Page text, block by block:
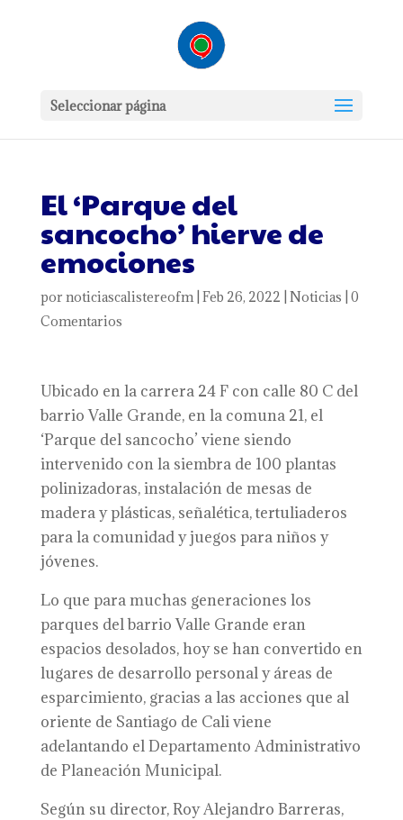
Seleccionar página
El ‘Parque del
sancocho’ hierve de
emociones
por noticiascalistereofm| Feb 26, 2022 Noticias 0
Comentarios
Ubicado en la carrera 24 F con calle 80 C del
barrio Valle Grande, en la comuna 21, el
‘Parque del sancocho’ viene siendo
intervenido con la siembra de 100 plantas
polinizadoras, instalación de mesas de
madera y plásticas, señalética, tertuliaderos
para la comunidad y juegos para niños y
jóvenes.
Lo que para muchas generaciones los
parques del barrio Valle Grande eran
espacios desolados, hoy se han convertido en
lugares de desarrollo personal y áreas de
esparcimiento, gracias a las acciones que al
oriente de Santiago de Cali viene
adelantando el Departamento Administrativo
de Planeación Municipal.
Según su director, Roy Alejandro Barreras,